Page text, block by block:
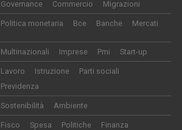
Governance Commercio Migrazioni
Politica monetaria Bce Banche Mercati
Multinazionali Imprese Pmi Start-up
Lavoro Istruzione
Parti sociali
Previdenza
Sostenibilità Ambiente
Fisco Spesa Politiche Finanza